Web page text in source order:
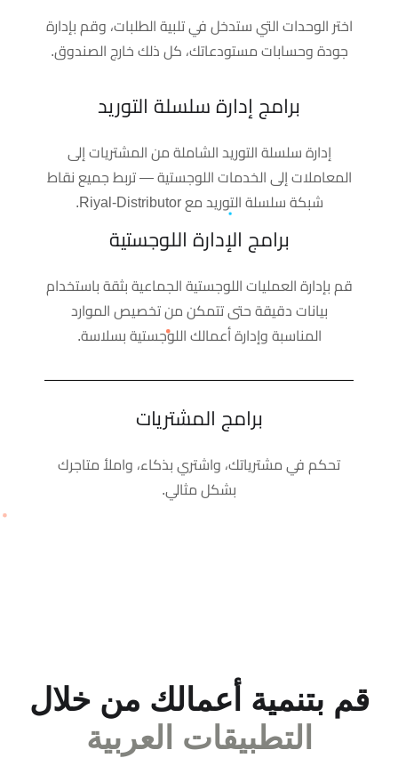
اختر الوحدات التي ستدخل في تلبية الطلبات، وقم بإدارة
جودة وحسابات مستودعاتك، كل ذلك خارج الصندوق.
برامج إدارة سلسلة التوريد
إدارة سلسلة التوريد الشاملة من المشتريات إلى
المعاملات إلى الخدمات اللوجستية — تربط جميع نقاط
شبكة سلسلة التوريد مع Riyal-Distributor.
برامج الإدارة اللوجستية
قم بإدارة العمليات اللوجستية الجماعية بثقة باستخدام
بيانات دقيقة حتى تتمكن من تخصيص الموارد
المناسبة وإدارة أعمالك اللوجستية بسلاسة.
برامج المشتريات
تحكم في مشترياتك، واشتري بذكاء، واملأ متاجرك
بشكل مثالي.
قم بتنمية أعمالك من خلال
التطبيقات العربية